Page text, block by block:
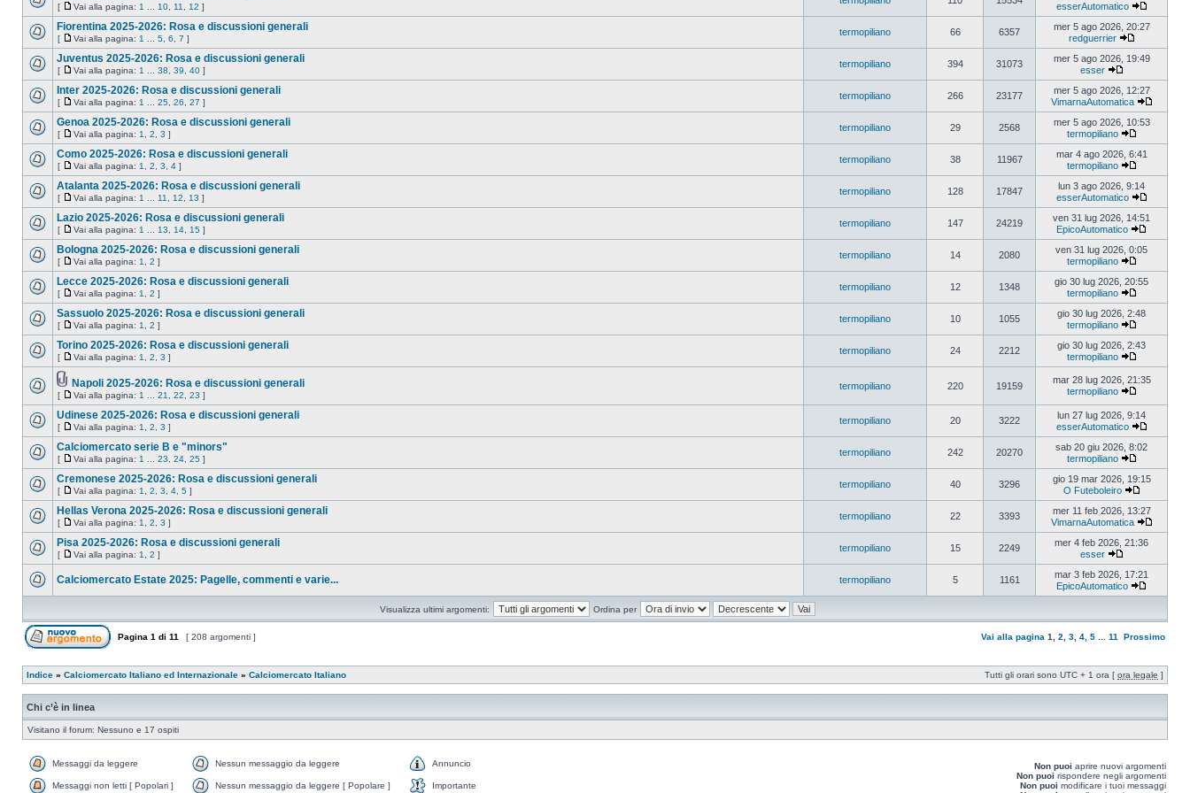
[ Vai alla pagina: 1 10 11 12 ]
esserAutomatico
Fiorentina 2025-2026: Rosa e discussioni generali
[ Vai alla pagina: 1 5 6 7 ]
termopiliano 66 6357
mer 5 ago 2026, 20:27
redguerrier
Juventus 2025-2026: Rosa e discussioni generali
[ Vai alla pagina: 1 38 39 40 ]
termopiliano 394 31073
mer 5 ago 2026, 19:49
esser
Inter 2025-2026: Rosa e discussioni generali
[ Vai alla pagina: 1 25 26 27 ]
termopiliano 266 23177
mer 5 ago 2026, 12:27
VimarnaAutomatica
Genoa 2025-2026: Rosa e discussioni generali
[ Vai alla pagina: 1 2 3 ]
termopiliano 29 2568
mer 5 ago 2026, 10:53
termopiliano
Como 2025-2026: Rosa e discussioni generali
[ Vai alla pagina: 1 2 3 4 ]
termopiliano 38 11967
mar 4 ago 2026, 6:41
termopiliano
Atalanta 2025-2026: Rosa e discussioni generali
[ Vai alla pagina: 1 11 12 13 ]
termopiliano 128 17847
lun 3 ago 2026, 9:14
esserAutomatico
Lazio 2025-2026: Rosa e discussioni generali
[ Vai alla pagina: 1 13 14 15 ]
termopiliano 147 24219
ven 31 lug 2026, 14:51
EpicoAutomatico
Bologna 2025-2026: Rosa e discussioni generali
[ Vai alla pagina: 1 2 ]
termopiliano 14 2080
ven 31 lug 2026, 0:05
termopiliano
Lecce 2025-2026: Rosa e discussioni generali
[ Vai alla pagina: 1 2 ]
termopiliano 12 1348
gio 30 lug 2026, 20:55
termopiliano
Sassuolo 2025-2026: Rosa e discussioni generali
[ Vai alla pagina: 1 2 ]
termopiliano 10 1055
gio 30 lug 2026, 2:48
termopiliano
Torino 2025-2026: Rosa e discussioni generali
[ Vai alla pagina: 1 2 3 ]
termopiliano 24 2212
gio 30 lug 2026, 2:43
termopiliano
Napoli 2025-2026: Rosa e discussioni generali
[ Vai alla pagina: 1 21 22 23 ]
termopiliano 220 19159
mar 28 lug 2026, 21:35
termopiliano
Udinese 2025-2026: Rosa e discussioni generali
[ Vai alla pagina: 1 2 3 ]
termopiliano 20 3222
lun 27 lug 2026, 9:14
esserAutomatico
Calciomercato serie B e "minors"
[ Vai alla pagina: 1 23 24 25 ]
termopiliano 242 20270
sab 20 giu 2026, 8:02
termopiliano
Cremonese 2025-2026: Rosa e discussioni generali
[ Vai alla pagina: 1 2 3 4 5 ]
termopiliano 40 3296
gio 19 mar 2026, 19:15
O Futeboleiro
Hellas Verona 2025-2026: Rosa e discussioni generali
[ Vai alla pagina: 1 2 3 ]
termopiliano 22 3393
mer 11 feb 2026, 13:27
VimarnaAutomatica
Pisa 2025-2026: Rosa e discussioni generali
[ Vai alla pagina: 1 2 ]
termopiliano 15 2249
mer 4 feb 2026, 21:36
esser
Calciomercato Estate 2025: Pagelle, commenti e varie... termopiliano 5 1161
mar 3 feb 2026, 17:21
EpicoAutomatico
Visualizza ultimi argomenti: Ordina per
Pagina 1 di 11 [ 208 argomenti ] Vai alla pagina 1 2 3 4 5 11 Prossimo
Indice » Calciomercato Italiano ed Internazionale » Calciomercato Italiano Tutti gli orari sono UTC + 1 ora [ ora legale ]
Chi c’è in linea
Visitano il forum: Nessuno e 17 ospiti
Messaggi da leggere Nessun messaggio da leggere Annuncio
Messaggi non letti [ Popolari ] Nessun messaggio da leggere [ Popolare ] Importante
Non puoi aprire nuovi argomenti
Non puoi rispondere negli argomenti
Non puoi modificare i tuoi messaggi